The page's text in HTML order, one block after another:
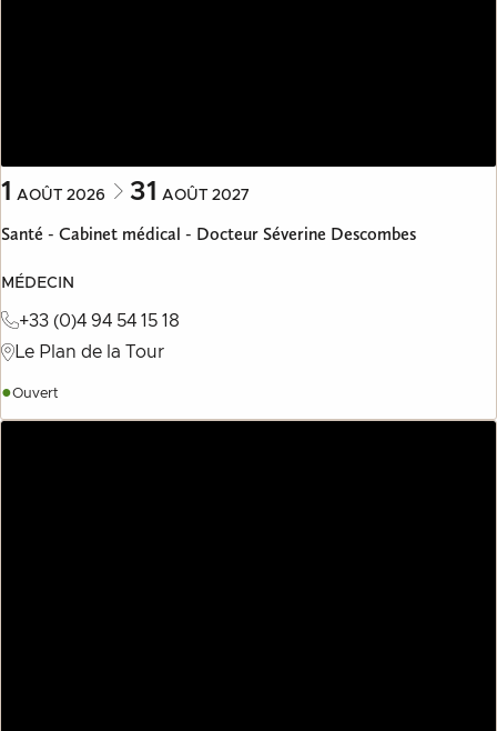
1 AOÛT 2026 31 AOÛT 2027
Santé - Cabinet médical - Docteur Séverine Descombes
MÉDECIN
+33 (0)4 94 54 15 18
Le Plan de la Tour
●Ouvert